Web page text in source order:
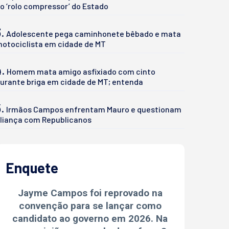
‘rolo compressor’ do Estado
Adolescente pega caminhonete bêbado e mata
em cidade de MT
Homem mata amigo asfixiado com cinto
briga em cidade de MT; entenda
Irmãos Campos enfrentam Mauro e questionam
com Republicanos
Enquete
Jayme Campos foi reprovado na
convenção para se lançar como
candidato ao governo em 2026. Na